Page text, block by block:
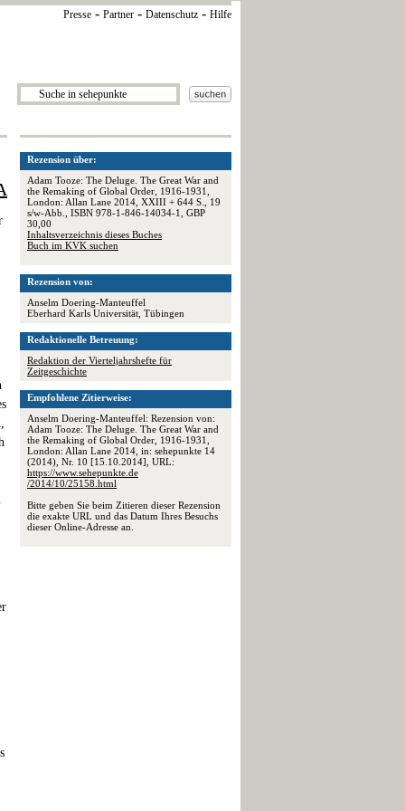
Presse - Partner - Datenschutz - Hilfe
Rezension über:
Adam Tooze: The Deluge. The Great War and
the Remaking of Global Order, 1916-1931,
London: Allan Lane 2014, XXIII + 644 S., 19
s/w-Abb., ISBN 978-1-846-14034-1, GBP
30,00
Inhaltsverzeichnis dieses Buches
Buch im KVK suchen
Rezension von:
Anselm Doering-Manteuffel
Eberhard Karls Universität, Tübingen
Redaktionelle Betreuung:
Redaktion der Vierteljahrshefte für
Zeitgeschichte
Empfohlene Zitierweise:
Anselm Doering-Manteuffel: Rezension von:
Adam Tooze: The Deluge. The Great War and
the Remaking of Global Order, 1916-1931,
London: Allan Lane 2014, in: sehepunkte 14
(2014), Nr. 10 [15.10.2014], URL:
https://www.sehepunkte.de
/2014/10/25158.html
Bitte geben Sie beim Zitieren dieser Rezension
die exakte URL und das Datum Ihres Besuchs
dieser Online-Adresse an.